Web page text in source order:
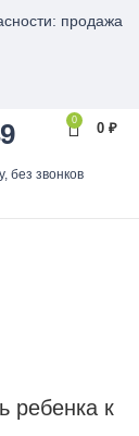
продажа
0
0 ₽
без звонков
ребенка к